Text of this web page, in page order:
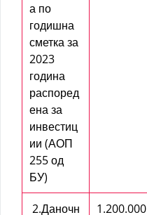
а по
годишна
сметка за
2023
година
распоред
ена за
инвестиц
ии (АОП
255 од
БУ)
2.Даночн
1.200.000